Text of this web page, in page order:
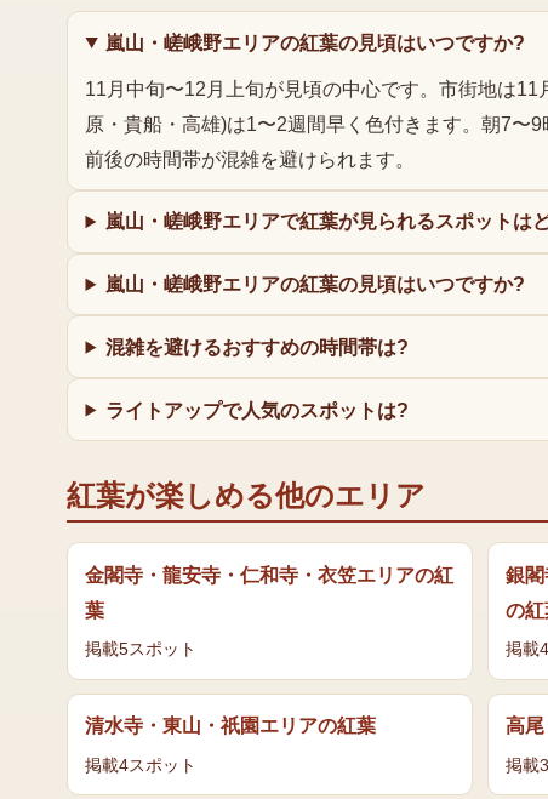
嵐山・嵯峨野エリアの紅葉の見頃はいつですか?
11月中旬〜12月上旬が見頃の中心です。市街地は
原・貴船・高雄)は1〜2週間早く色付きます。朝7〜
前後の時間帯が混雑を避けられます。
嵐山・嵯峨野エリアで紅葉が見られるスポットは
嵐山・嵯峨野エリアの紅葉の見頃はいつですか?
混雑を避けるおすすめの時間帯は?
ライトアップで人気のスポットは?
紅葉が楽しめる他のエリア
金閣寺・龍安寺・仁和寺・衣笠エリアの紅
葉
掲載5スポット
銀
の紅
掲載4
清水寺・東山・祇園エリアの紅葉
掲載4スポット
高
掲載3